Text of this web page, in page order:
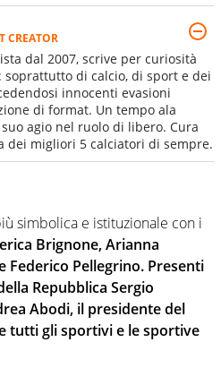
CREATOR
dal 2007, scrive per curiosità
soprattutto di calcio, di sport e dei
innocenti evasioni
di format. Un tempo ala
agio nel ruolo di libero. Cura
dei migliori 5 calciatori di sempre.
simbolica e istituzionale con i
Brignone, Arianna
Federico Pellegrino. Presenti
Repubblica Sergio
Abodi, il presidente del
tutti gli sportivi e le sportive